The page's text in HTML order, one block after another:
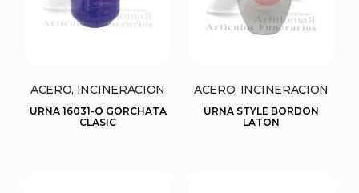
ACERO, INCINERACION
URNA 16031-O GORCHATA
CLASIC
ACERO, INCINERACION
URNA STYLE BORDON
LATON